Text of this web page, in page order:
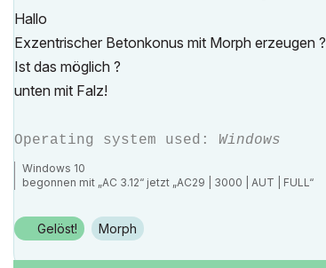
Hallo
Exzentrischer Betonkonus mit Morph erzeugen ?
Ist das möglich ?
unten mit Falz!
Operating system used: Windows
Windows 10
begonnen mit „AC 3.12“ jetzt „AC29 | 3000 | AUT | FULL“
Gelöst! Morph